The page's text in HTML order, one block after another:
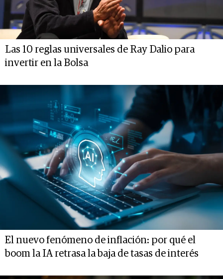
Las 10 reglas universales de Ray Dalio para
invertir en la Bolsa
El nuevo fenómeno de inflación: por qué el
boom la IA retrasa la baja de tasas de interés